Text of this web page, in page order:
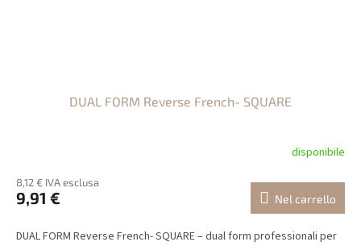
DUAL FORM Reverse French- SQUARE
disponibile
8,12 € IVA esclusa
9,91 € Nel carrello
DUAL FORM Reverse French- SQUARE – dual form professionali per